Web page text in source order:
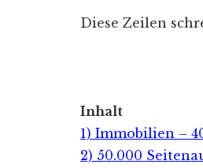
Diese Zeilen
Inhalt
1) Immobilien –
2) 50.000